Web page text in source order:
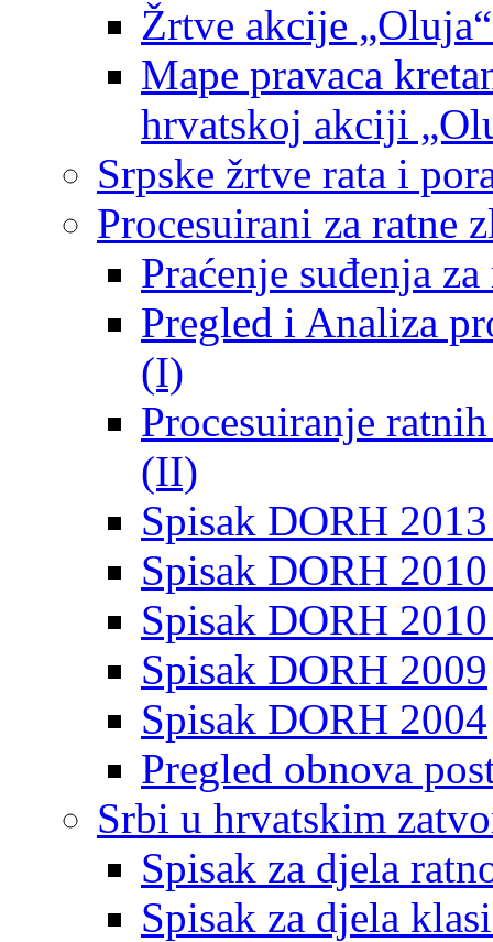
Žrtve akcije
Mape pravaca
hrvatskoj akciji
Srpske žrtve rata i
Procesuirani za ratne
Praćenje suđenja
Pregled i Analiza
(I)
Procesuiranje
(II)
Spisak DORH
Spisak DORH
Spisak DORH
Spisak DORH 2009
Spisak DORH 2004
Pregled obnova
Srbi u hrvatskim
Spisak za djela
Spisak za djela